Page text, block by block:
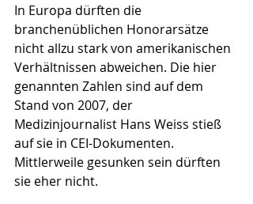
In Europa dürften die
branchenüblichen Honorarsätze
nicht allzu stark von amerikanischen
Verhältnissen abweichen. Die hier
genannten Zahlen sind auf dem
Stand von 2007, der
Medizinjournalist Hans Weiss stieß
auf sie in CEI-Dokumenten.
Mittlerweile gesunken sein dürften
sie eher nicht.